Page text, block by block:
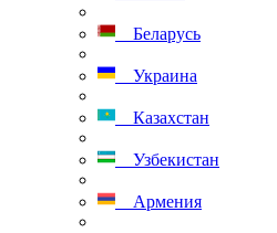
Беларусь
Украина
Казахстан
Узбекистан
Армения